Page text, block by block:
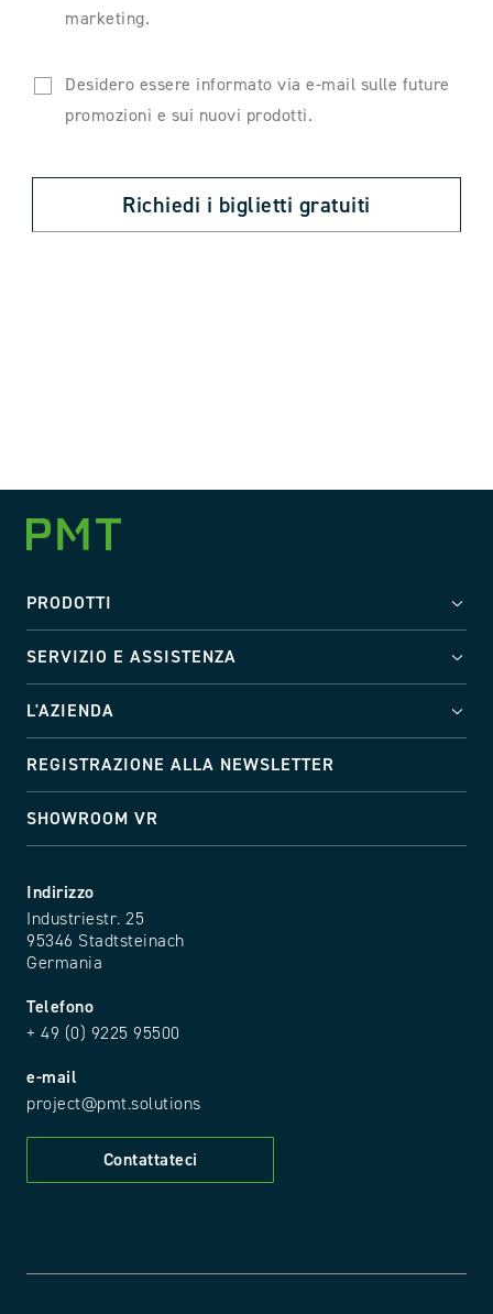
marketing.
Desidero essere informato via e-mail sulle future
promozioni e sui nuovi prodotti.
Indirizzo
Industriestr. 25
95346 Stadtsteinach
Germania
Telefono
+ 49 (0) 9225 95500
e-mail
project@pmt.solutions
Contattateci
PRODOTTI
SERVIZIO E ASSISTENZA
L'AZIENDA
REGISTRAZIONE ALLA NEWSLETTER
SHOWROOM VR